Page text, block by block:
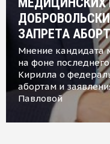
ЗАПРЕТА
Мнение кандидата
на фоне
Кирилла о
абортам и
Павловой